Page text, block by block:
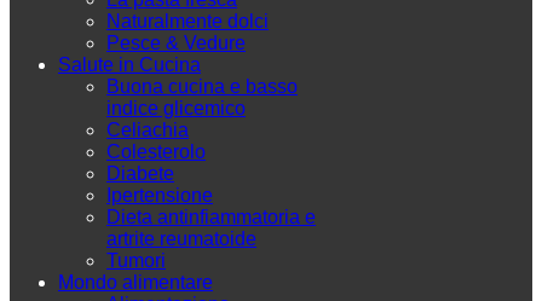
Naturalmente dolci
Pesce & Vedure
Salute in Cucina
Buona cucina e basso
indice glicemico
Celiachia
Colesterolo
Diabete
Ipertensione
Dieta antinfiammatoria e
artrite reumatoide
Tumori
Mondo alimentare